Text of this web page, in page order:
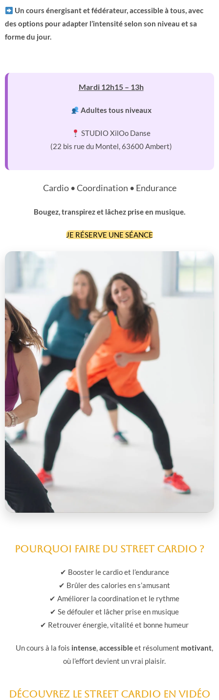
Un cours énergisant et fédérateur, accessible à tous, avec
des options pour adapter l’intensité selon son niveau et sa
forme du jour.
Mardi 12h15 – 13h
Adultes tous niveaux
STUDIO XilOo Danse
(22 bis rue du Montel, 63600 Ambert)
Cardio • Coordination • Endurance
Bougez, transpirez et lâchez prise en musique.
JE RÉSERVE UNE SÉANCE
Pourquoi faire du Street Cardio ?
✔ Booster le cardio et l’endurance
✔ Brûler des calories en s’amusant
✔ Améliorer la coordination et le rythme
✔ Se défouler et lâcher prise en musique
✔ Retrouver énergie, vitalité et bonne humeur
Un cours à la fois intense,accessibleet résolument motivant,
où l’effort devient un vrai plaisir.
Découvrez le Street Cardio en vidéo